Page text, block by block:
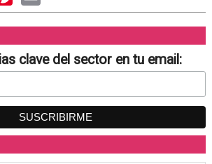
clave del sector en tu email: